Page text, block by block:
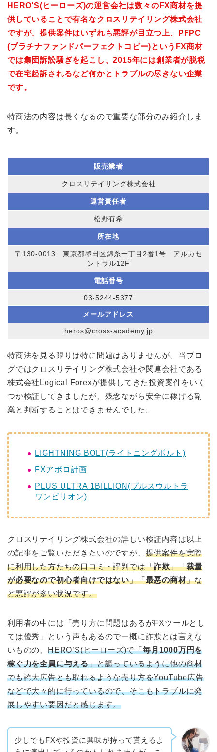
HERO’S(ヒーローズ)の運営会社は数々のFX商材を提
供していることで有名なクロスリテイリング株式会社
ですが、提供案件はいずれも悪評が目立つ上、PFPC
(プラチナファンドパーフェクトコピー)というFX商材
では集団訴訟騒ぎを起こし、2015年には創業者が脱税
で在宅起訴されるなど何かとトラブルの尽きない企業
です。
特商法の内容は長くなるので重要な部分のみ紹介しま
す。
販売業者
クロスリテイリング株式会社
運営責任者
松野有希
所在地
〒130-0013 東京都墨田区錦糸一丁目2番1号 アルカセ
ントラル12F
電話番号
03-5244-5377
メールアドレス
heros@cross-academy.jp
特商法を見る限りは特に問題はありませんが、当ブロ
グではクロスリテイリング株式会社や関連会社である
株式会社Logical Forexが提供してきた投資案件をいく
つか検証してきましたが、残念ながら安全に稼げる副
業と判断することはできませんでした。
LIGHTNING BOLT(ライトニングボルト)
FXアポロ計画
PLUS ULTRA 1BILLION(プルスウルトラ
ワンビリオン)
クロスリテイリング株式会社の詳しい検証内容は以上
の記事をご覧いただきたいのですが、 提供案件を実際
に利用した方たちの口コミ・評判では「詐欺」「裁量
が必要なので初心者向けではない」「最悪の商材」な
ど悪評が多い状況です。
利用者の中には「売り方に問題はあるがFXツールとし
ては優秀」という声もあるので一概に詐欺とは言えな
いものの、 HERO’S(ヒーローズ)で「毎月1000万円を
稼ぐ力を全員に与える」と謳っているように他の商材
でも誇大広告とも取れるような売り方をYouTube広告
などで大々的に行っているので、そこもトラブルに発
展しやすい要因だと感じます。
少しでもFXや投資に興味が持って貰えるよ